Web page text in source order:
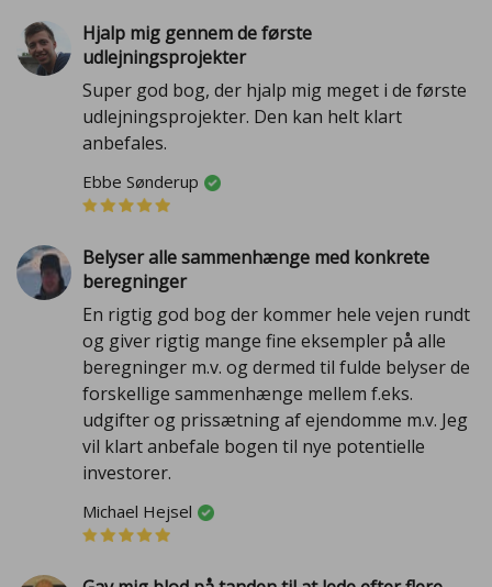
Hjalp mig gennem de første
udlejningsprojekter
Super god bog, der hjalp mig meget i de første
udlejningsprojekter. Den kan helt klart
anbefales.
Ebbe Sønderup
Belyser alle sammenhænge med konkrete
beregninger
En rigtig god bog der kommer hele vejen rundt
og giver rigtig mange fine eksempler på alle
beregninger m.v. og dermed til fulde belyser de
forskellige sammenhænge mellem f.eks.
udgifter og prissætning af ejendomme m.v. Jeg
vil klart anbefale bogen til nye potentielle
investorer.
Michael Hejsel